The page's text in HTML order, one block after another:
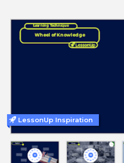
LessonUp Inspiration